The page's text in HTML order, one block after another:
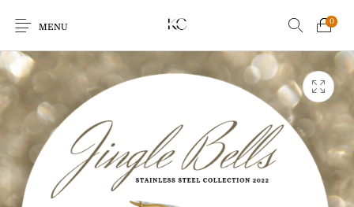
MENU
0
Earrings Bracelets Ringen